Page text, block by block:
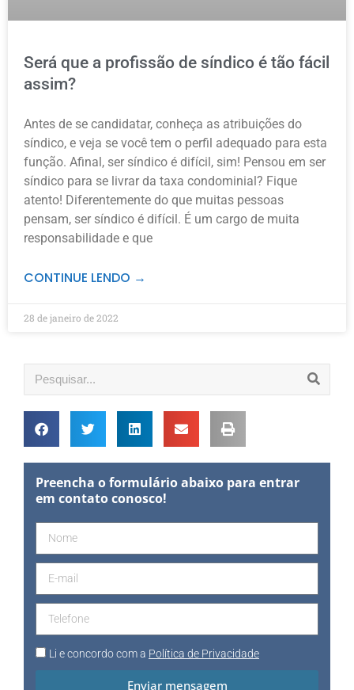
Será que a profissão de síndico é tão fácil
assim?
Antes de se candidatar, conheça as atribuições do
síndico, e veja se você tem o perfil adequado para esta
função. Afinal, ser síndico é difícil, sim! Pensou em ser
síndico para se livrar da taxa condominial? Fique
atento! Diferentemente do que muitas pessoas
pensam, ser síndico é difícil. É um cargo de muita
responsabilidade e que
CONTINUE LENDO →
28 de janeiro de 2022
Preencha o formulário abaixo para entrar
em contato conosco!
Li e concordo com a Política de Privacidade
Enviar mensagem